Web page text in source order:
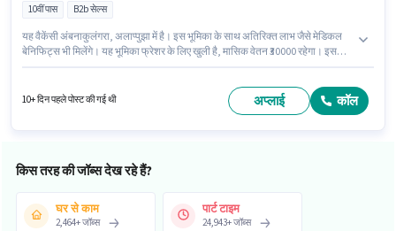
10वीं पास B2b सेल्स
यह वैकेंसी अंबनाकुलंगरा, अलाप्पुझा में है। इस भूमिका के साथ अतिरिक्त लाभ जैसे मेडिकल
बेनिफिट्स भी मिलेंगे। यह भूमिका फ्रेशर के लिए खुली है, मासिक वेतन ₹30000 रहेगा। इस
डेवलपमेंट एग्जीक्यूटिव के रूप में जुड़ें।
10+ दिन पहले पोस्ट की गई थी अप्लाई कॉल
किस तरह की जॉब्स देख रहे हैं?
घर से काम
2,464+जॉब्स
पार्ट टाइम
24,943+जॉब्स